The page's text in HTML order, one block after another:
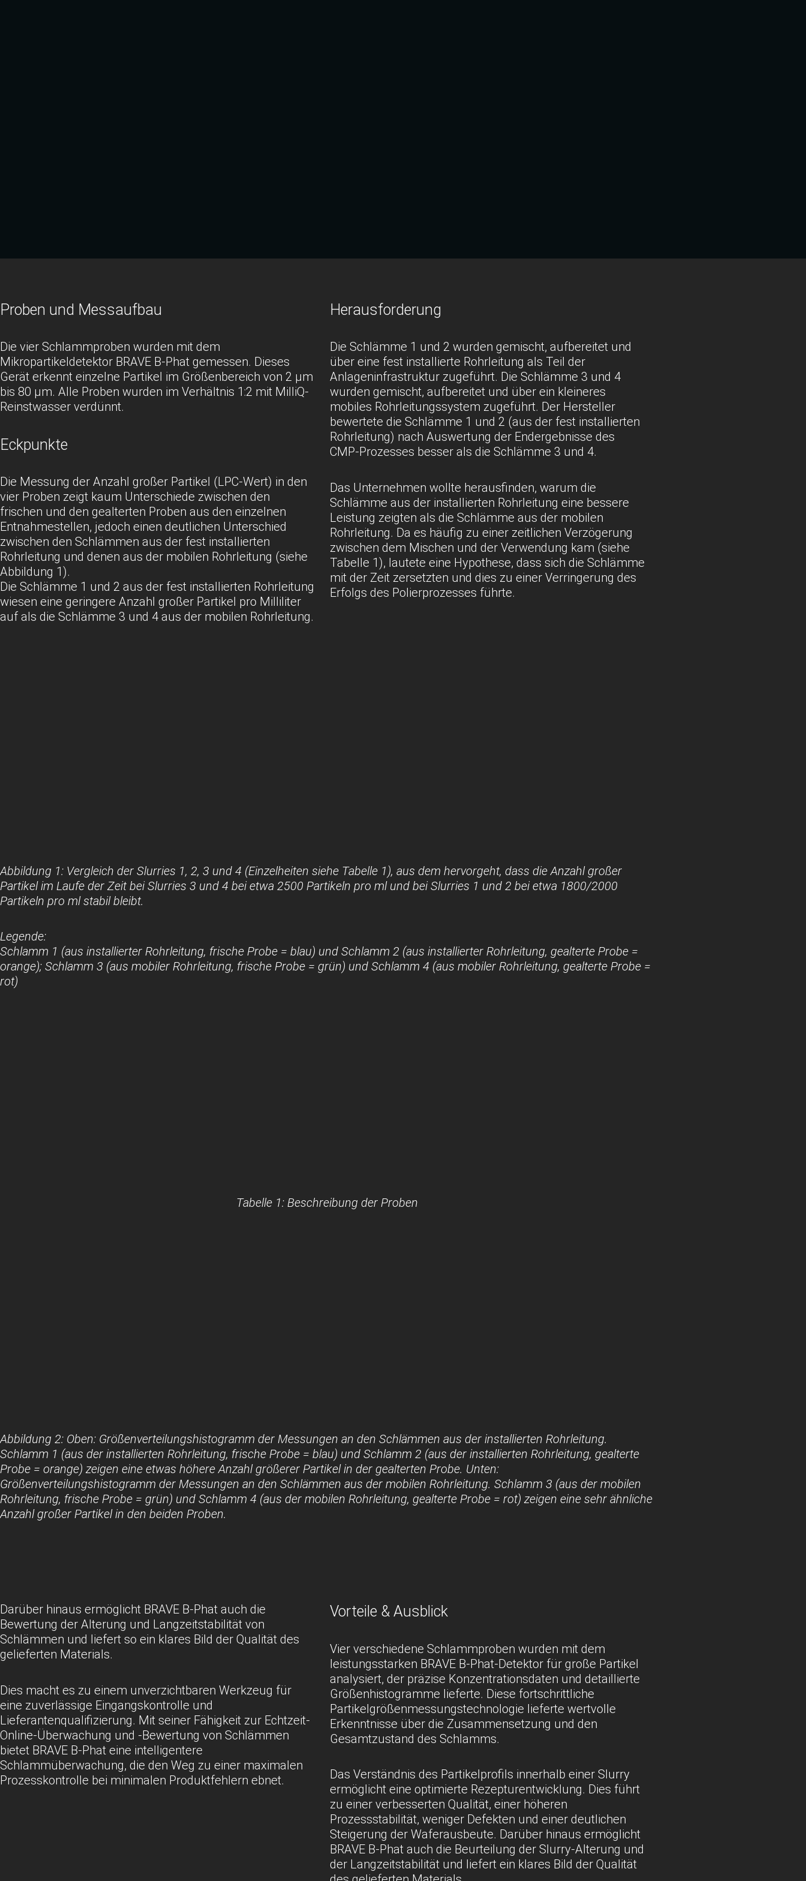
Herausforderung
Die Schlämme 1 und 2 wurden gemischt, aufbereitet und
über eine fest installierte Rohrleitung als Teil der
Anlageninfrastruktur zugeführt. Die Schlämme 3 und 4
wurden gemischt, aufbereitet und über ein kleineres
mobiles Rohrleitungssystem zugeführt. Der Hersteller
bewertete die Schlämme 1 und 2 (aus der fest installierten
Rohrleitung) nach Auswertung der Endergebnisse des
CMP-Prozesses besser als die Schlämme 3 und 4.
Das Unternehmen wollte herausfinden, warum die
Schlämme aus der installierten Rohrleitung eine bessere
Leistung zeigten als die Schlämme aus der mobilen
Rohrleitung. Da es häufig zu einer zeitlichen Verzögerung
zwischen dem Mischen und der Verwendung kam (siehe
Tabelle 1), lautete eine Hypothese, dass sich die Schlämme
mit der Zeit zersetzten und dies zu einer Verringerung des
Erfolgs des Polierprozesses führte.
Proben und Messaufbau
Die vier Schlammproben wurden mit dem
Mikropartikeldetektor BRAVE B-Phat gemessen. Dieses
Gerät erkennt einzelne Partikel im Größenbereich von 2 μm
bis 80 μm. Alle Proben wurden im Verhältnis 1:2 mit MilliQ-
Reinstwasser verdünnt.
Eckpunkte
Die Messung der Anzahl großer Partikel (LPC-Wert) in den
vier Proben zeigt kaum Unterschiede zwischen den
frischen und den gealterten Proben aus den einzelnen
Entnahmestellen, jedoch einen deutlichen Unterschied
zwischen den Schlämmen aus der fest installierten
Rohrleitung und denen aus der mobilen Rohrleitung (siehe
Abbildung 1).
Die Schlämme 1 und 2 aus der fest installierten Rohrleitung
wiesen eine geringere Anzahl großer Partikel pro Milliliter
auf als die Schlämme 3 und 4 aus der mobilen Rohrleitung.
Abbildung 1: Vergleich der Slurries 1, 2, 3 und 4 (Einzelheiten siehe Tabelle 1), aus dem hervorgeht, dass die Anzahl großer
Partikel im Laufe der Zeit bei Slurries 3 und 4 bei etwa 2500 Partikeln pro ml und bei Slurries 1 und 2 bei etwa 1800/2000
Partikeln pro ml stabil bleibt.
Legende:
Schlamm 1 (aus installierter Rohrleitung, frische Probe = blau) und Schlamm 2 (aus installierter Rohrleitung, gealterte Probe =
orange); Schlamm 3 (aus mobiler Rohrleitung, frische Probe = grün) und Schlamm 4 (aus mobiler Rohrleitung, gealterte Probe =
rot)
Tabelle 1: Beschreibung der Proben
Abbildung 2: Oben: Größenverteilungshistogramm der Messungen an den Schlämmen aus der installierten Rohrleitung.
Schlamm 1 (aus der installierten Rohrleitung, frische Probe = blau) und Schlamm 2 (aus der installierten Rohrleitung, gealterte
Probe = orange) zeigen eine etwas höhere Anzahl größerer Partikel in der gealterten Probe. Unten:
Größenverteilungshistogramm der Messungen an den Schlämmen aus der mobilen Rohrleitung. Schlamm 3 (aus der mobilen
Rohrleitung, frische Probe = grün) und Schlamm 4 (aus der mobilen Rohrleitung, gealterte Probe = rot) zeigen eine sehr ähnliche
Anzahl großer Partikel in den beiden Proben.
Vorteile & Ausblick
Vier verschiedene Schlammproben wurden mit dem
leistungsstarken BRAVE B-Phat-Detektor für große Partikel
analysiert, der präzise Konzentrationsdaten und detaillierte
Größenhistogramme lieferte. Diese fortschrittliche
Partikelgrößenmessungstechnologie lieferte wertvolle
Erkenntnisse über die Zusammensetzung und den
Gesamtzustand des Schlamms.
Das Verständnis des Partikelprofils innerhalb einer Slurry
ermöglicht eine optimierte Rezepturentwicklung. Dies führt
zu einer verbesserten Qualität, einer höheren
Prozessstabilität, weniger Defekten und einer deutlichen
Steigerung der Waferausbeute. Darüber hinaus ermöglicht
BRAVE B-Phat auch die Beurteilung der Slurry-Alterung und
der Langzeitstabilität und liefert ein klares Bild der Qualität
Darüber hinaus ermöglicht BRAVE B-Phat auch die
Bewertung der Alterung und Langzeitstabilität von
Schlämmen und liefert so ein klares Bild der Qualität des
gelieferten Materials.
Dies macht es zu einem unverzichtbaren Werkzeug für
eine zuverlässige Eingangskontrolle und
Lieferantenqualifizierung. Mit seiner Fähigkeit zur Echtzeit-
Online-Überwachung und -Bewertung von Schlämmen
bietet BRAVE B-Phat eine intelligentere
Schlammüberwachung, die den Weg zu einer maximalen
Prozesskontrolle bei minimalen Produktfehlern ebnet.